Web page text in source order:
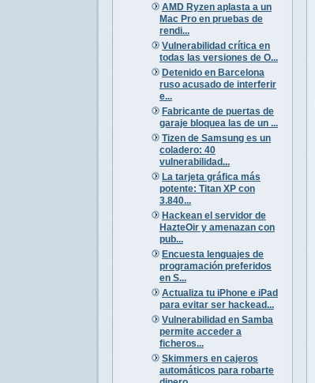
AMD Ryzen aplasta a un
Mac Pro en pruebas de
rendi...
Vulnerabilidad crítica en
todas las versiones de O...
Detenido en Barcelona
ruso acusado de interferir
e...
Fabricante de puertas de
garaje bloquea las de un ...
Tizen de Samsung es un
coladero: 40
vulnerabilidad...
La tarjeta gráfica más
potente: Titan XP con
3.840...
Hackean el servidor de
HazteOir y amenazan con
pub...
Encuesta lenguajes de
programación preferidos
en S...
Actualiza tu iPhone e iPad
para evitar ser hackead...
Vulnerabilidad en Samba
permite acceder a
ficheros...
Skimmers en cajeros
automáticos para robarte